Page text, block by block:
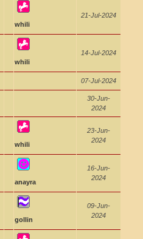
whili
21-Jul-2024
whili
14-Jul-2024
07-Jul-2024
30-Jun-
2024
whili
23-Jun-
2024
anayra
16-Jun-
2024
gollin
09-Jun-
2024